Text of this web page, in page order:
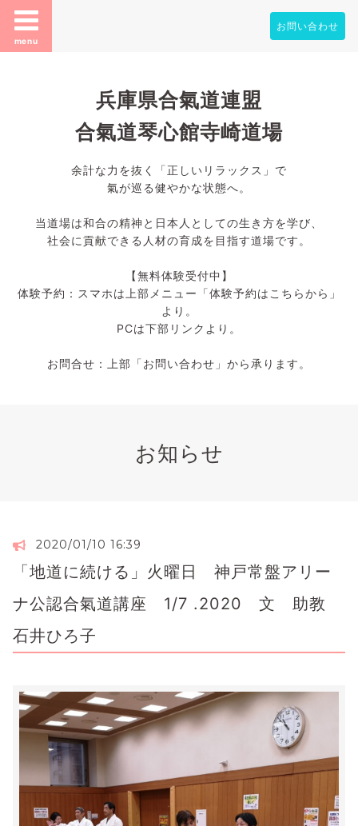
menu
お問い合わせ
兵庫県合氣道連盟
合氣道琴心館寺崎道場
余計な力を抜く「正しいリラックス」で
氣が巡る健やかな状態へ。
当道場は和合の精神と日本人としての生き方を学び、
社会に貢献できる人材の育成を目指す道場です。
【無料体験受付中】
体験予約：スマホは上部メニュー「体験予約はこちらから」
より。
PCは下部リンクより。
お問合せ：上部「お問い合わせ」から承ります。
お知らせ
2020/01/10 16:39
「地道に続ける」火曜日 神戸常盤アリー
ナ公認合氣道講座 1/7 .2020 文 助教
石井ひろ子